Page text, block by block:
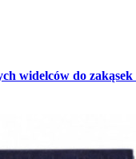
widelców do zakąsek